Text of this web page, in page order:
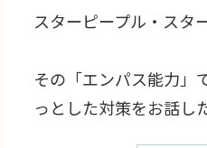
スターピープル・スタ
その「エンパス能力」
っとした対策をお話し